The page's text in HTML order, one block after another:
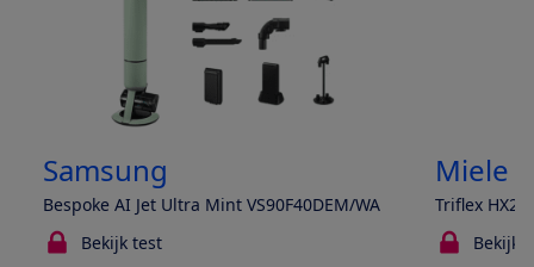
Samsung
Bespoke AI Jet Ultra Mint VS90F40DEM/WA
Miele
Triflex HX2
Bekijk test
Bekijk